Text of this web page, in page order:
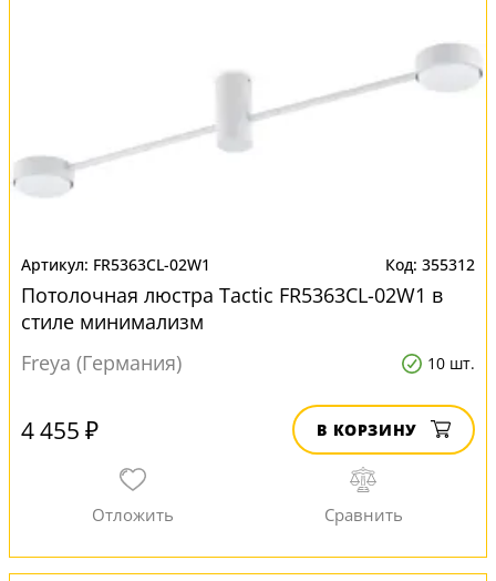
FR5363CL-02W1 355312
Потолочная люстра Tactic FR5363CL-02W1 в
стиле минимализм
Freya (Германия)
10 шт.
4 455 ₽ В КОРЗИНУ